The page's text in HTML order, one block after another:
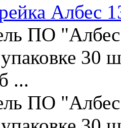
Албес
ПО
30
...
ПО